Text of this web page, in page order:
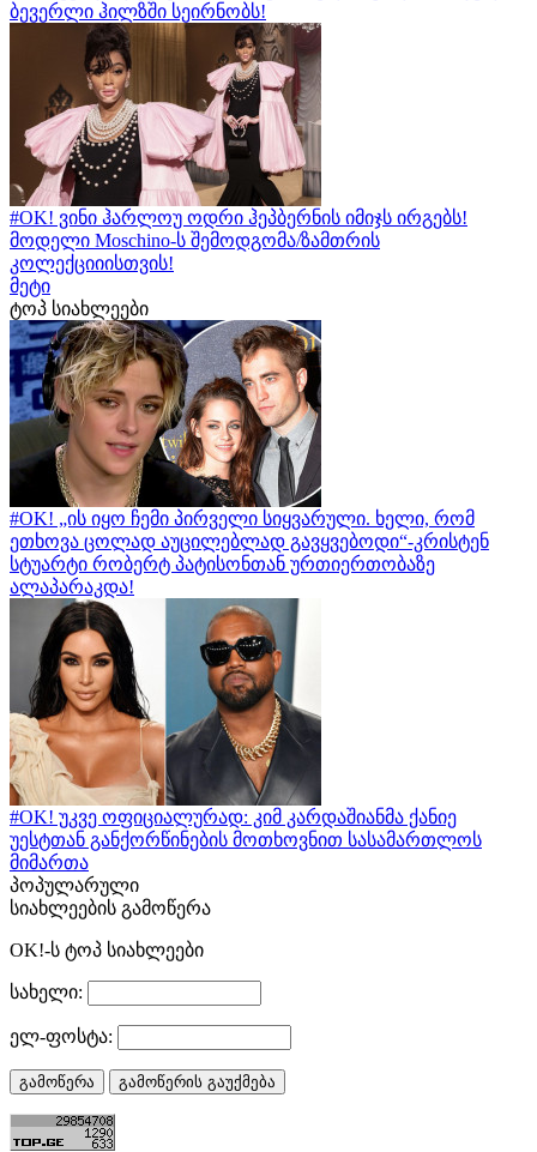
ბევერლი ჰილზში სეირნობს!
#OK! ვინი ჰარლოუ ოდრი ჰეპბერნის იმიჯს ირგებს!
მოდელი Moschino-ს შემოდგომა/ზამთრის
კოლექციიისთვის!
მეტი
ტოპ სიახლეები
#OK! „ის იყო ჩემი პირველი სიყვარული. ხელი, რომ
ეთხოვა ცოლად აუცილებლად გავყვებოდი“-კრისტენ
სტუარტი რობერტ პატისონთან ურთიერთობაზე
ალაპარაკდა!
#OK! უკვე ოფიციალურად: კიმ კარდაშიანმა ქანიე
უესტთან განქორწინების მოთხოვნით სასამართლოს
მიმართა
პოპულარული
სიახლეების გამოწერა
OK!-ს ტოპ სიახლეები
სახელი:
ელ-ფოსტა: